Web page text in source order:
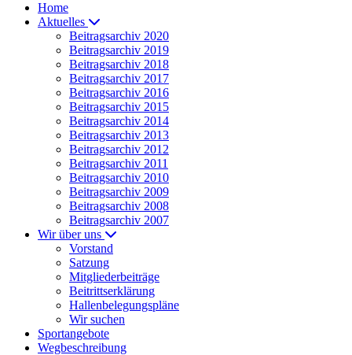
Home
Aktuelles
Beitragsarchiv 2020
Beitragsarchiv 2019
Beitragsarchiv 2018
Beitragsarchiv 2017
Beitragsarchiv 2016
Beitragsarchiv 2015
Beitragsarchiv 2014
Beitragsarchiv 2013
Beitragsarchiv 2012
Beitragsarchiv 2011
Beitragsarchiv 2010
Beitragsarchiv 2009
Beitragsarchiv 2008
Beitragsarchiv 2007
Wir über uns
Vorstand
Satzung
Mitgliederbeiträge
Beitrittserklärung
Hallenbelegungspläne
Wir suchen
Sportangebote
Wegbeschreibung